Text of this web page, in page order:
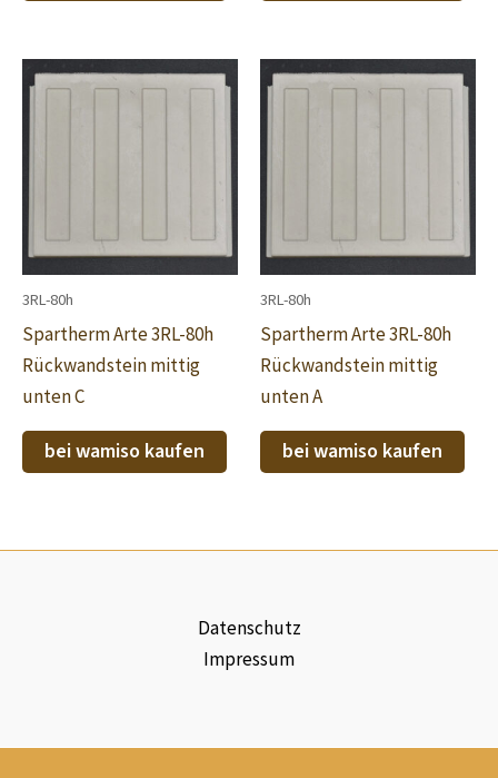
3RL-80h
Spartherm Arte 3RL-80h
Rückwandstein mittig
unten C
bei wamiso kaufen
3RL-80h
Spartherm Arte 3RL-80h
Rückwandstein mittig
unten A
bei wamiso kaufen
Datenschutz
Impressum